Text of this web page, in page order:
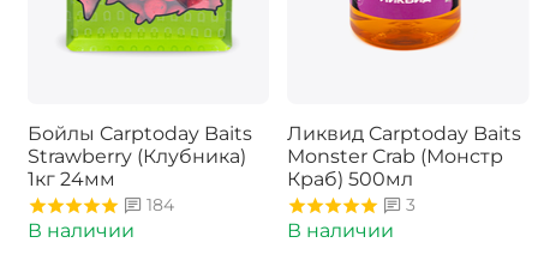
Бойлы Carptoday Baits
Strawberry (Клубника)
1кг 24мм
184
В наличии
Ликвид Carptoday Baits
Monster Crab (Монстр
Краб) 500мл
3
В наличии